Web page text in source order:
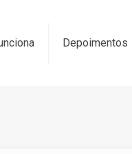
Depoimentos